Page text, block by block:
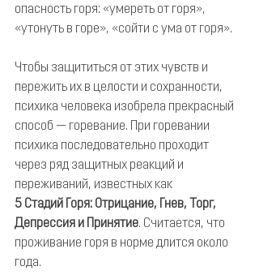
опасность горя: «умереть от горя»,
«утонуть в горе», «сойти с ума от горя».
Чтобы защититься от этих чувств и
пережить их в целости и сохранности,
психика человека изобрела прекрасный
способ — горевание. При горевании
психика последовательно проходит
через ряд защитных реакций и
переживаний, известных как
5 Стадий Горя: Отрицание, Гнев, Торг,
Депрессия и Принятие. Считается, что
проживание горя в норме длится около
года.